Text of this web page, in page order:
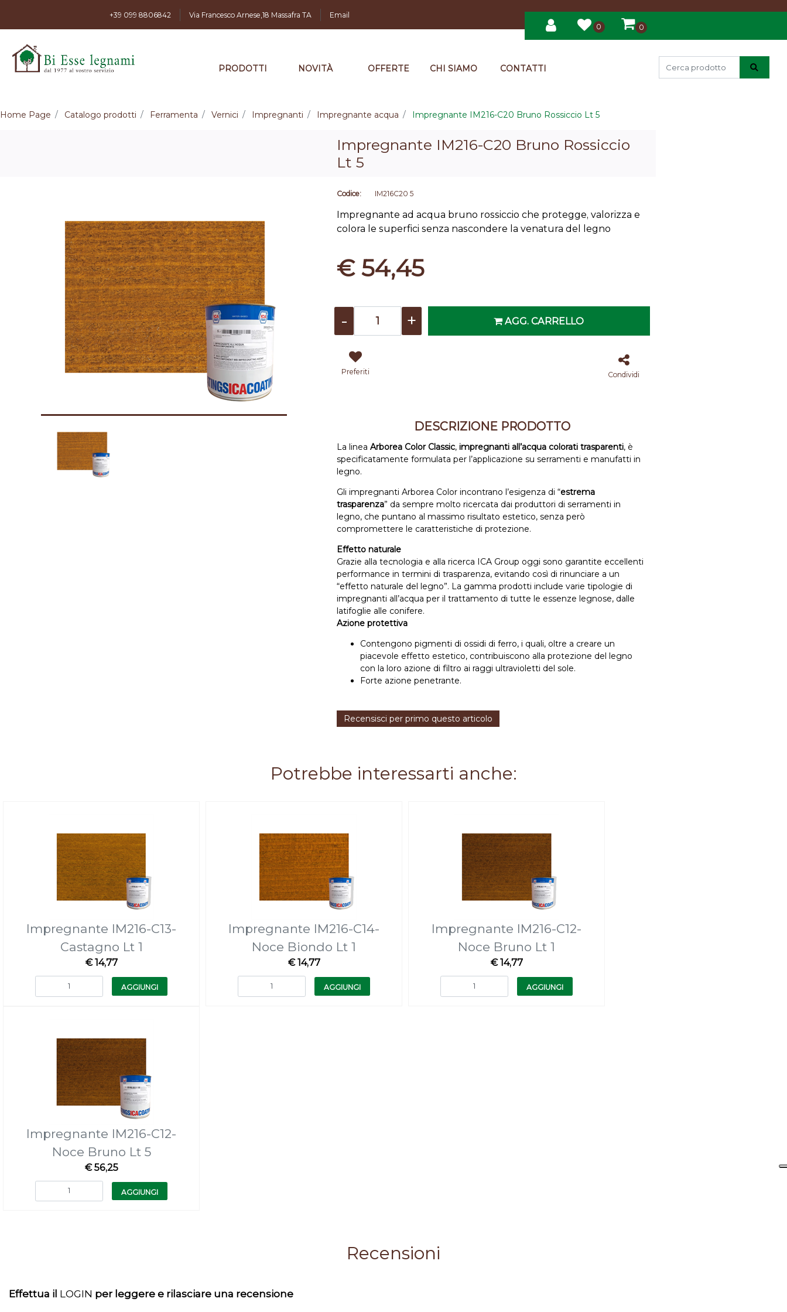
+39 099 8806842 Via Francesco Arnese,18 Massafra TA
Email
0
0
PRODOTTI NOVITÀ OFFERTE CHI SIAMO CONTATTI
Home Page Catalogo prodotti Ferramenta Vernici Impregnanti Impregnante acqua Impregnante IM216-C20 Bruno Rossiccio Lt 5
Impregnante IM216-C20 Bruno Rossiccio
Lt 5
Codice: IM216C20 5
Impregnante ad acqua bruno rossiccio che protegge, valorizza e
colora le superfici senza nascondere la venatura del legno
€ 54,45
AGG. CARRELLO
Preferiti Condividi
DESCRIZIONE PRODOTTO
La linea Arborea Color Classic, impregnanti all’acqua colorati trasparenti, è
specificatamente formulata per l’applicazione su serramenti e manufatti in
legno.
Gli impregnanti Arborea Color incontrano l’esigenza di “estrema
trasparenza” da sempre molto ricercata dai produttori di serramenti in
legno, che puntano al massimo risultato estetico, senza però
compromettere le caratteristiche di protezione.
Effetto naturale
Grazie alla tecnologia e alla ricerca ICA Group oggi sono garantite eccellenti
performance in termini di trasparenza, evitando così di rinunciare a un
“effetto naturale del legno”. La gamma prodotti include varie tipologie di
impregnanti all’acqua per il trattamento di tutte le essenze legnose, dalle
latifoglie alle conifere.
Azione protettiva
Contengono pigmenti di ossidi di ferro, i quali, oltre a creare un
piacevole effetto estetico, contribuiscono alla protezione del legno
con la loro azione di filtro ai raggi ultravioletti del sole.
Forte azione penetrante.
Recensisci per primo questo articolo
Potrebbe interessarti anche:
Impregnante IM216-C13-
Castagno Lt 1
€ 14,77
Quantità
AGGIUNGI
Impregnante IM216-C14-
Noce Biondo Lt 1
€ 14,77
Quantità
AGGIUNGI
Impregnante IM216-C12-
Noce Bruno Lt 1
€ 14,77
Quantità
AGGIUNGI
Impregnante IM216-C12-
Noce Bruno Lt 5
€ 56,25
Quantità
AGGIUNGI
Recensioni
Effettua il LOGIN per leggere e rilasciare una recensione